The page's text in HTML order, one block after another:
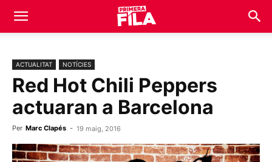
ACTUALITAT NOTÍCIES
Red Hot Chili Peppers
actuaran a Barcelona
Per Marc Clapés - 19 maig, 2016